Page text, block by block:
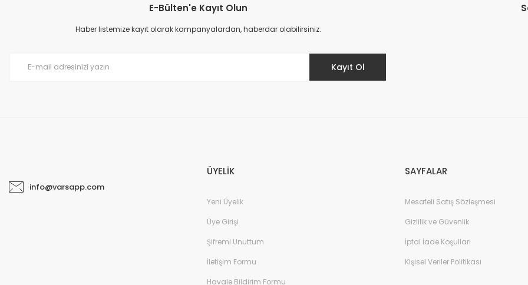
E-Bülten'e Kayıt Olun
Haber listemize kayıt olarak kampanyalardan, haberdar olabilirsiniz.
Kayıt Ol
info@varsapp.com
ÜYELİK
Yeni Üyelik
Üye Girişi
Şifremi Unuttum
İletişim Formu
Havale Bildirim Formu
SAYFALAR
Mesafeli Satış Sözleşmesi
Gizlilik ve Güvenlik
İptal İade Koşullari
Kişisel Veriler Politikası